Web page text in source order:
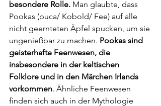
besondere Rolle. Man glaubte, dass
Pookas (puca/ Kobold/ Fee) auf alle
nicht geernteten Äpfel spucken, um sie
ungenießbar zu machen. Pookas sind
geisterhafte Feenwesen, die
insbesondere in der keltischen
Folklore und in den Märchen Irlands
vorkommen. Ähnliche Feenwesen
finden sich auch in der Mythologie